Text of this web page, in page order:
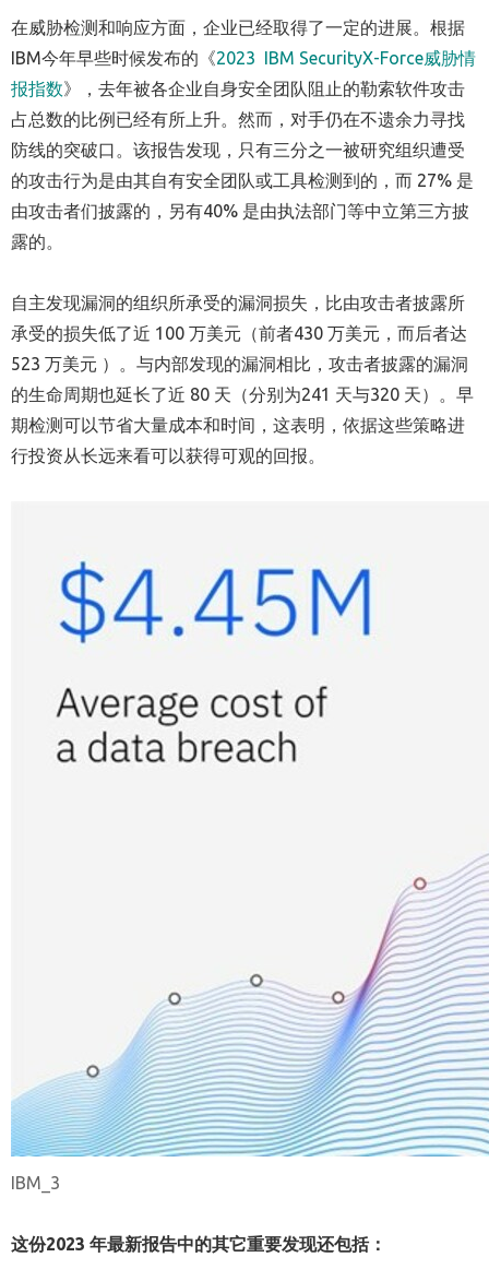
在威胁检测和响应方面，企业已经取得了一定的进展。根据
IBM今年早些时候发布的《2023 IBM SecurityX-Force威胁情
报指数》，去年被各企业自身安全团队阻止的勒索软件攻击
占总数的比例已经有所上升。然而，对手仍在不遗余力寻找
防线的突破口。该报告发现，只有三分之一被研究组织遭受
的攻击行为是由其自有安全团队或工具检测到的，而 27% 是
由攻击者们披露的，另有40% 是由执法部门等中立第三方披
露的。
自主发现漏洞的组织所承受的漏洞损失，比由攻击者披露所
承受的损失低了近 100 万美元（前者430 万美元，而后者达
523 万美元 ）。与内部发现的漏洞相比，攻击者披露的漏洞
的生命周期也延长了近 80 天（分别为241 天与320 天）。早
期检测可以节省大量成本和时间，这表明，依据这些策略进
行投资从长远来看可以获得可观的回报。
IBM_3
这份2023 年最新报告中的其它重要发现还包括：